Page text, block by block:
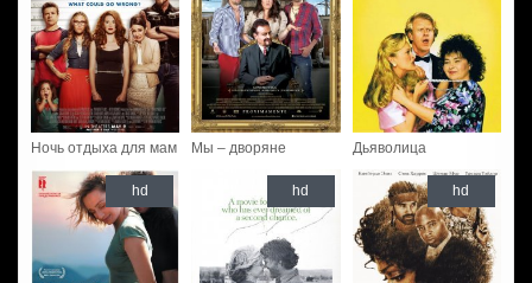
Ночь отдыха для мам Мы – дворяне Дьяволица
hd hd hd